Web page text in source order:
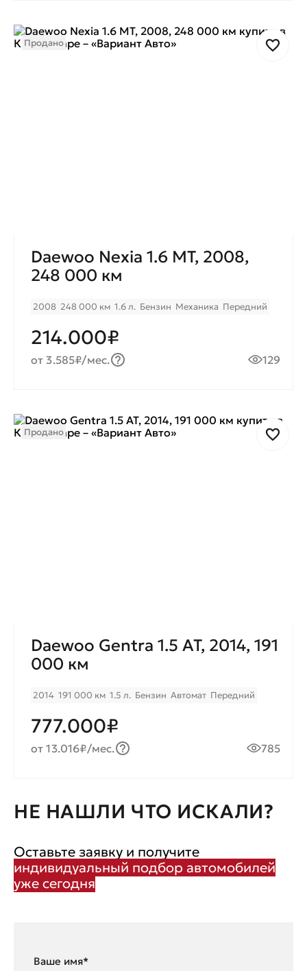
Продано
Daewoo Nexia 1.6 МТ, 2008,
248 000 км
2008 248 000 км 1.6 л. Бензин Механика Передний
214.000₽
от 3.585₽/мес. 129
Продано
Daewoo Gentra 1.5 AT, 2014, 191
000 км
2014 191 000 км 1.5 л. Бензин Автомат Передний
777.000₽
от 13.016₽/мес. 785
НЕ НАШЛИ ЧТО ИСКАЛИ?
Оставьте заявку и получите
индивидуальный подбор автомобилей
уже сегодня